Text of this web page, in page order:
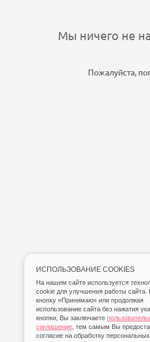
ИСПОЛЬЗОВАНИЕ COOKIES
На нашем сайте используется
cookie для улучшения работы
кнопку «Принимаю» или продолжая
использование сайта без нажатия
кнопки, Вы заключаете
соглашение , тем самым Вы
согласие на обработку
Мы ничего не
Пожалуйста,